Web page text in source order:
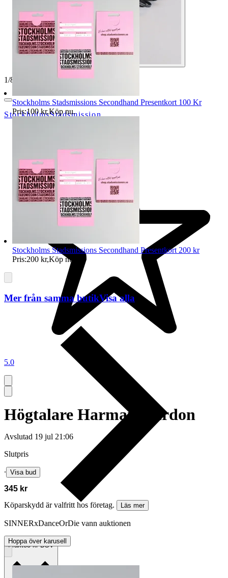
1/8
StockholmsStadsmission
5.0
Högtalare Harman/Kardon
Avslutad 19 jul 21:06
Slutpris
∙ Visa bud
345 kr
Köparskydd är valfritt hos företag.
Läs mer
SINNERxDanceOrDie vann auktionen
Frakt85 kr DSV
Stockholms Stadsmissions Secondhand Presentkort 100 Kr
Pris:100 kr,Köp nu.
Stockholms Stadsmissions Secondhand Presentkort 200 kr
Pris:200 kr,Köp nu
Mer från samma butikVisa alla
Hoppa över karusell